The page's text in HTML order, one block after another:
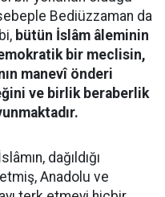
Bediüzzaman da
bütün İslâm âleminin
bir meclisin,
manevî önderi
ve birlik beraberlik
dağıldığı
Anadolu ve